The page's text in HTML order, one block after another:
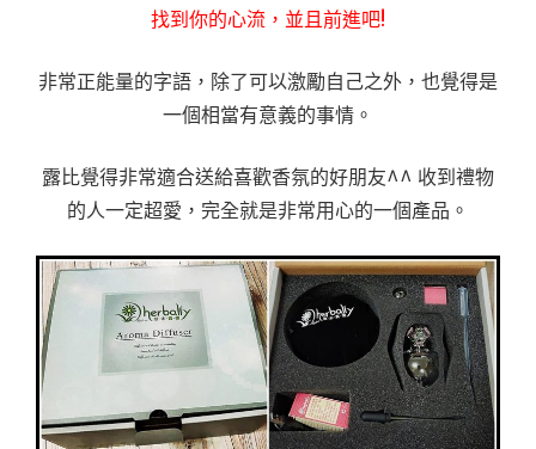
找到你的心流，並且前進吧!
非常正能量的字語，除了可以激勵自己之外，也覺得是
一個相當有意義的事情。
露比覺得非常適合送給喜歡香氛的好朋友^^ 收到禮物
的人一定超愛，完全就是非常用心的一個產品。